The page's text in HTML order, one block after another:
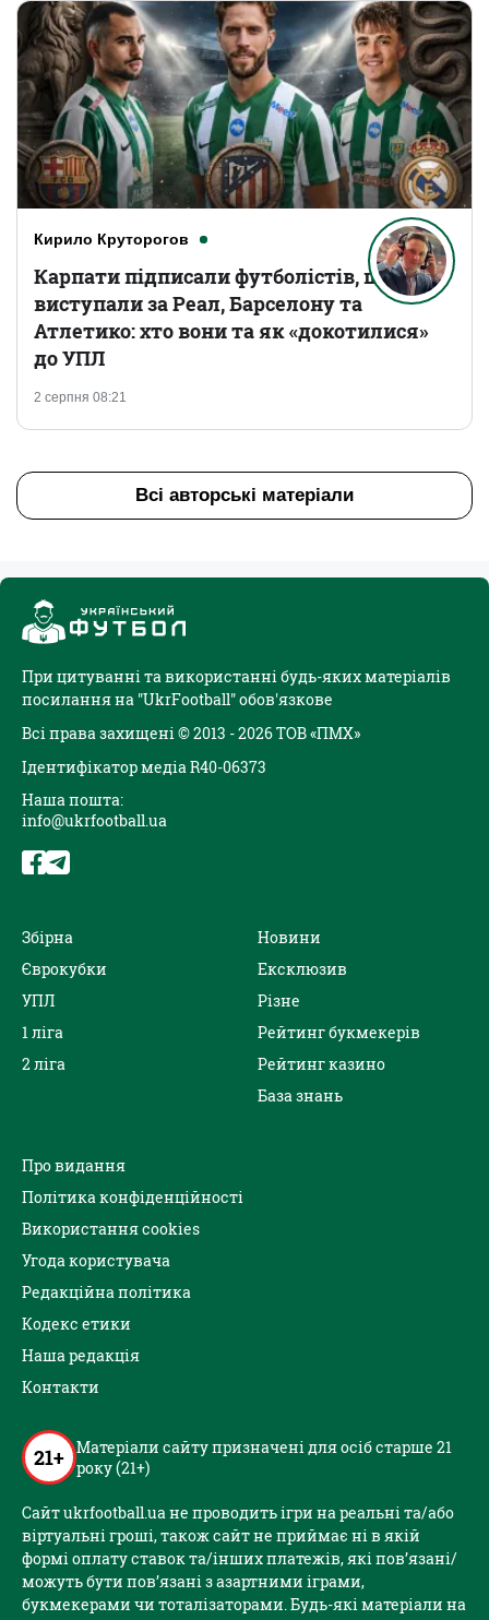
Кирило Круторогов
2 серпня 08:21
Карпати підписали футболістів, що
виступали за Реал, Барселону та
Атлетико: хто вони та як «докотилися»
до УПЛ
Всі авторські матеріали
При цитуванні та використанні будь-яких матеріалів
посилання на "UkrFootball" обов'язкове
Всі права захищені © 2013 - 2026 ТОВ «ПМХ»
Ідентифікатор медіа R40-06373
Наша пошта:
info@ukrfootball.ua
Збірна
Єврокубки
УПЛ
1 ліга
2 ліга
Новини
Ексклюзив
Різне
Рейтинг букмекерів
Рейтинг казино
База знань
Про видання
Політика конфіденційності
Використання cookies
Угода користувача
Редакційна політика
Кодекс етики
Наша редакція
Контакти
21+ Матеріали сайту призначені для осіб старше 21
року (21+)
Сайт ukrfootball.ua не проводить ігри на реальні та/або
віртуальні гроші, також сайт не приймає ні в якій
формі оплату ставок та/інших платежів, які пов’язані/
можуть бути пов’язані з азартними іграми,
букмекерами чи тоталізаторами. Будь-які матеріали на